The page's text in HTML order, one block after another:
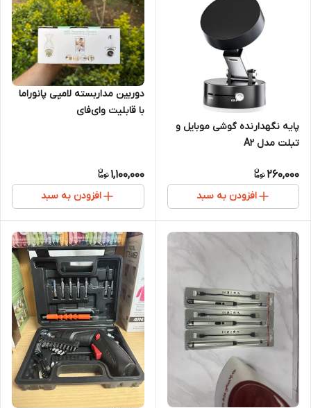
پایه نگهدارنده گوشی موبایل و
تبلت مدل A2
260,000
افزودن به سبد
دوربین مداربسته لامپی پانوراما
با قابلیت وای‌فای
1,100,000
افزودن به سبد